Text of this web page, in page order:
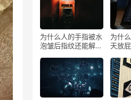
为什么人的手指被水
泡皱后指纹还能解锁
为什
天放